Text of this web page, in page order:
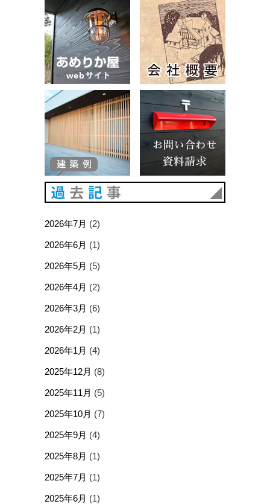
あめりか屋WEBサイト
2026年7月 (2)
2026年6月 (1)
2026年5月 (5)
2026年4月 (2)
2026年3月 (6)
2026年2月 (1)
2026年1月 (4)
2025年12月 (8)
2025年11月 (5)
2025年10月 (7)
2025年9月 (4)
2025年8月 (1)
2025年7月 (1)
2025年6月 (1)